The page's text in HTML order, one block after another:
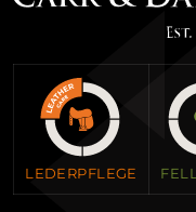
LEDERPFLEGE